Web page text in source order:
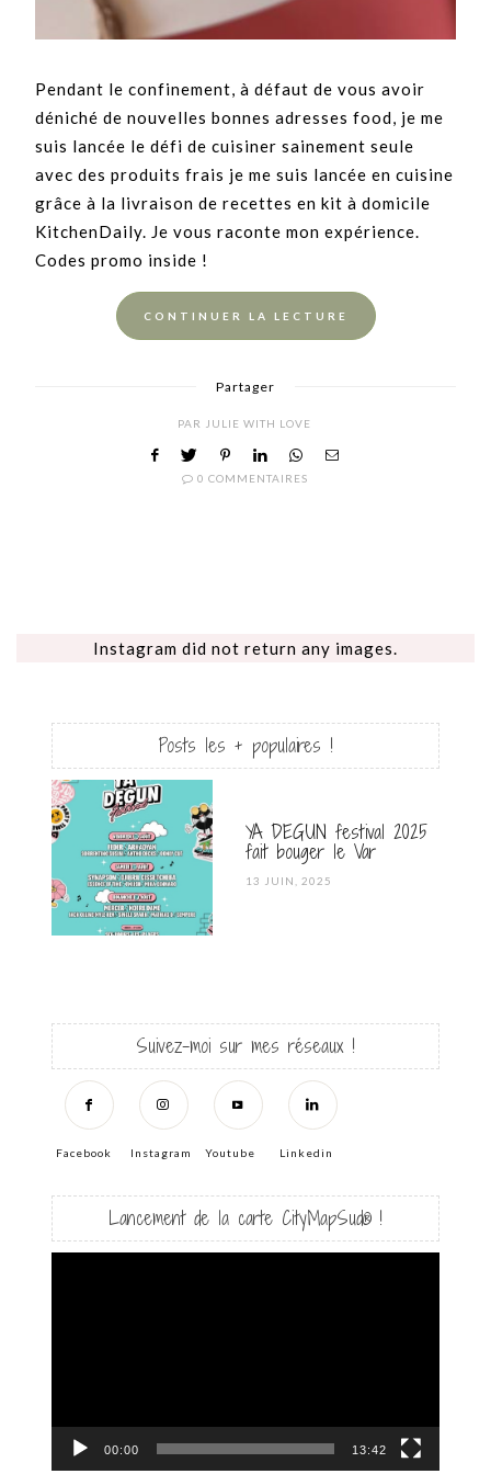
Pendant le confinement, à défaut de vous avoir
déniché de nouvelles bonnes adresses food, je me
suis lancée le défi de cuisiner sainement seule
avec des produits frais je me suis lancée en cuisine
grâce à la livraison de recettes en kit à domicile
KitchenDaily. Je vous raconte mon expérience.
Codes promo inside !
CONTINUER LA LECTURE
Partager
PAR JULIE WITH LOVE
0 COMMENTAIRES
Instagram did not return any images.
Posts les + populaires !
YA DEGUN festival 2025
fait bouger le Var
POSTED
13 JUIN, 2025
Suivez-moi sur mes réseaux !
Facebook Instagram Youtube Linkedin
Lancement de la carte CityMapSud® !
00:00 13:42